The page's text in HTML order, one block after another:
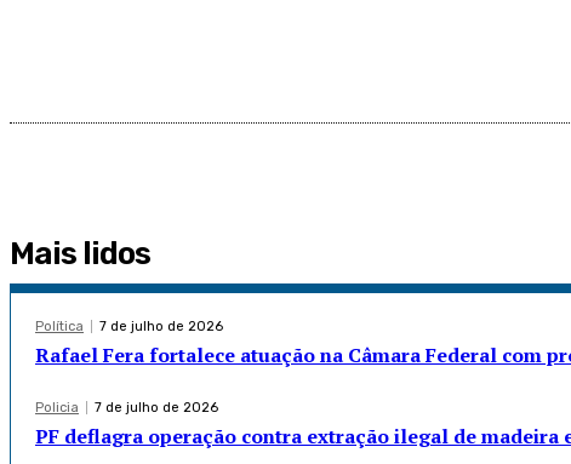
Mais lidos
Política 7 de julho de 2026
Rafael Fera fortalece atuação na Câmara Federal com
Policia 7 de julho de 2026
PF deflagra operação contra extração ilegal de